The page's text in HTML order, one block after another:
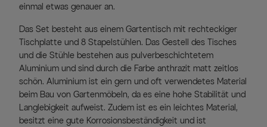
einmal etwas genauer an.
Das Set besteht aus einem Gartentisch mit rechteckiger
Tischplatte und 8 Stapelstühlen. Das Gestell des Tisches
und die Stühle bestehen aus pulverbeschichtetem
Aluminium und sind durch die Farbe anthrazit matt zeitlos
schön. Aluminium ist ein gern und oft verwendetes Material
beim Bau von Gartenmöbeln, da es eine hohe Stabilität und
Langlebigkeit aufweist. Zudem ist es ein leichtes Material,
besitzt eine gute Korrosionsbeständigkeit und ist